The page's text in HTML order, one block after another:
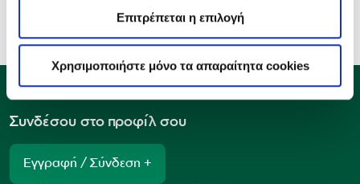
Επιτρέπεται η επιλογή
Χρησιμοποιήστε μόνο τα απαραίτητα cookies
Συνδέσου στο προφίλ σου
Εγγραφή / Σύνδεση +